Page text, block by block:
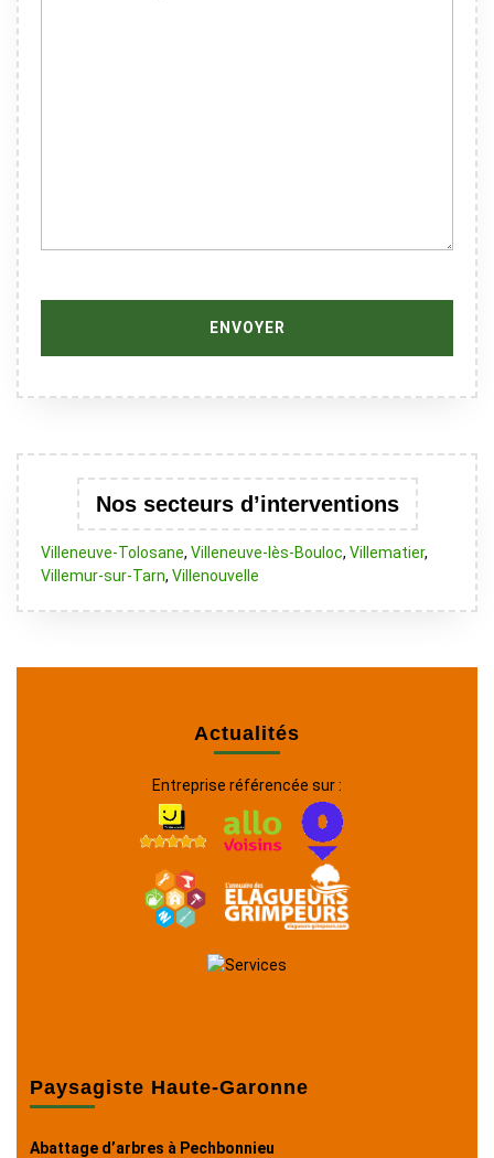
Nos secteurs d’interventions
Villeneuve-Tolosane, Villeneuve-lès-Bouloc, Villematier,
Villemur-sur-Tarn, Villenouvelle
Actualités
Entreprise référencée sur :
Paysagiste Haute-Garonne
Abattage d’arbres à Pechbonnieu